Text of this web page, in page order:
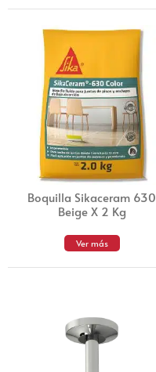
Boquilla Sikaceram 630
Beige X 2 Kg
Ver más